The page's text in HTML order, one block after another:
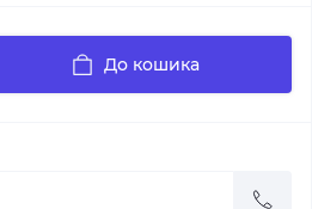
До кошика